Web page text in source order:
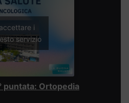
i
servizio
puntata: Ortopedia